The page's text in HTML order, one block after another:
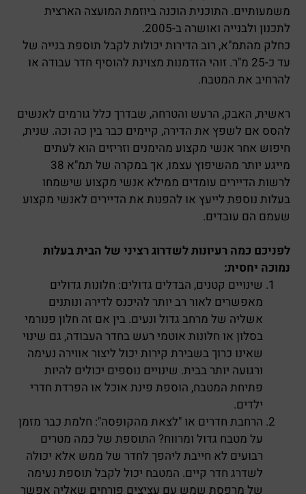
משמעותיים. התוכנית הוכנה ביוזמת המועצה הארצית
לתכנון ולבנייה ואושרה ב-2005.
כחלק מהתמ"א, רוב הדירות יכולות לקבל תוספת בנייה של
עד כ-25 מ"ר. זוהי הזדמנות מצוינת להוסיף חדר עבודה או
להרחיב את המטבח.
ראשית, האבק, הרעש והטרחה, שבדרך כלל גורמים לאנשים
להסס אם לשפץ את הדירה, קיימים כבר בין כה וכה. שנית,
חיפוש אחר אנשי מקצוע מהימנים וזריזים הוא לעתים
מייגע יותר מהשיפוץ עצמו, אך במקרה של תמ"א 38
לרשות הדיירים עומדים ממילא אנשי מקצוע שישמחו
בעלות נוספת לייעץ או להפנות את הדיירים לאנשי מקצוע
שעמם הם עובדים.
לפניכם כמה רעיונות לשדרוג רציני של הבית בעלות
נמוכה יחסית:
שינויים קטנים, הבדלים גדולים: חלונות גדולים
מאפשרים לאור רב יותר להיכנס לדירה ונותנים
אשליה של מרחב גדול ונעים. בין אם זה חלון פנורמי
בסלון או חלונות אוטמי רעש בחדר העבודה, גם שינוי
שאינו כרוך בשבירת קירות יכול ליצור אווירה נעימה
ורגועה יותר בבית. שינויים נוספים יכולים להיות
פתיחת המטבח, הוספת פינת אוכל או הפרדת חדרי
ילדים.
הרחבת חדרים או "לצאת מהקופסה": חלמת כבר מזמן
על מטבח גדול ומרווח? התוספת של כמה מטרים
רבועים לא חייבת ליהפך לחדר של ממש אלא יכולה
לשדרג חדר קיים. המטבח יכול לקבל תוספת נעימה
של מרפסת שמש עם עציצים פורחים שאליה אפשר